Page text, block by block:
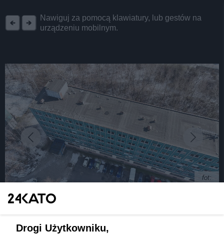
Nawiguj za pomocą klawiatury, lub gestów na
urządzeniu mobilnym.
fot:
nowy blok TBS-u. Przy ul. Kossutha 11 powstanie
Drogi Użytkowniku,